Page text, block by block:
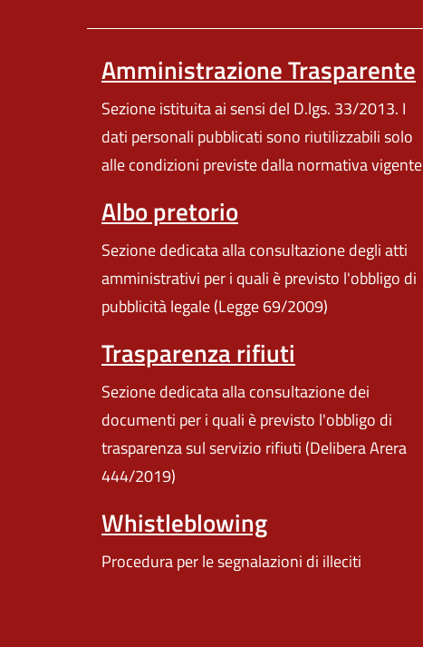
Amministrazione Trasparente
Sezione istituita ai sensi del D.lgs. 33/2013. I
dati personali pubblicati sono riutilizzabili solo
alle condizioni previste dalla normativa vigente
Albo pretorio
Sezione dedicata alla consultazione degli atti
amministrativi per i quali è previsto l'obbligo di
pubblicità legale (Legge 69/2009)
Trasparenza rifiuti
Sezione dedicata alla consultazione dei
documenti per i quali è previsto l'obbligo di
trasparenza sul servizio rifiuti (Delibera Arera
444/2019)
Whistleblowing
Procedura per le segnalazioni di illeciti